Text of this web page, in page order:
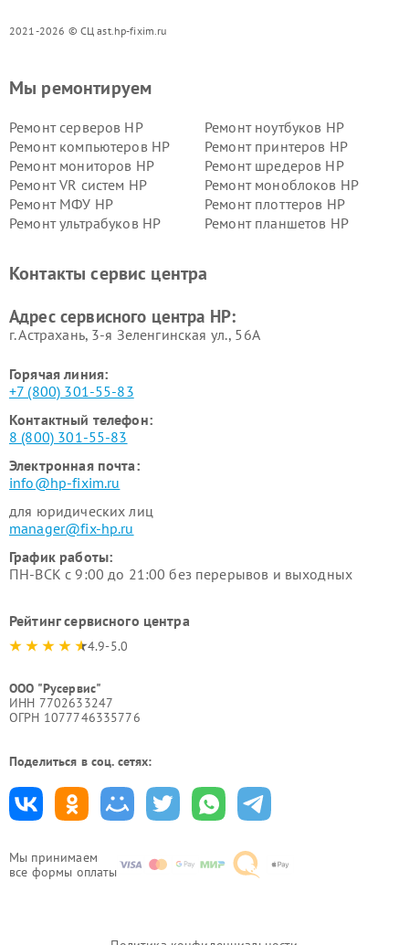
2021-2026 © СЦ ast.hp-fixim.ru
Мы принимаем
все формы оплаты
Мы ремонтируем
Ремонт серверов HP
Ремонт ноутбуков HP
Ремонт компьютеров HP
Ремонт принтеров HP
Ремонт мониторов HP
Ремонт шредеров HP
Ремонт VR систем HP
Ремонт моноблоков HP
Ремонт МФУ HP
Ремонт плоттеров HP
Ремонт ультрабуков HP
Ремонт планшетов HP
Контакты сервис центра
Адрес сервисного центра HP:
г. Астрахань, 3-я Зеленгинская ул., 56А
Горячая линия:
+7 (800) 301-55-83
Контактный телефон:
8 (800) 301-55-83
Электронная почта:
info@hp-fixim.ru
для юридических лиц
manager@fix-hp.ru
График работы:
ПН-ВСК с 9:00 до 21:00 без перерывов и выходных
Рейтинг сервисного центра
4.9-5.0
ООО "Русервис"
ИНН 7702633247
ОГРН 1077746335776
Поделиться в соц. сетях: